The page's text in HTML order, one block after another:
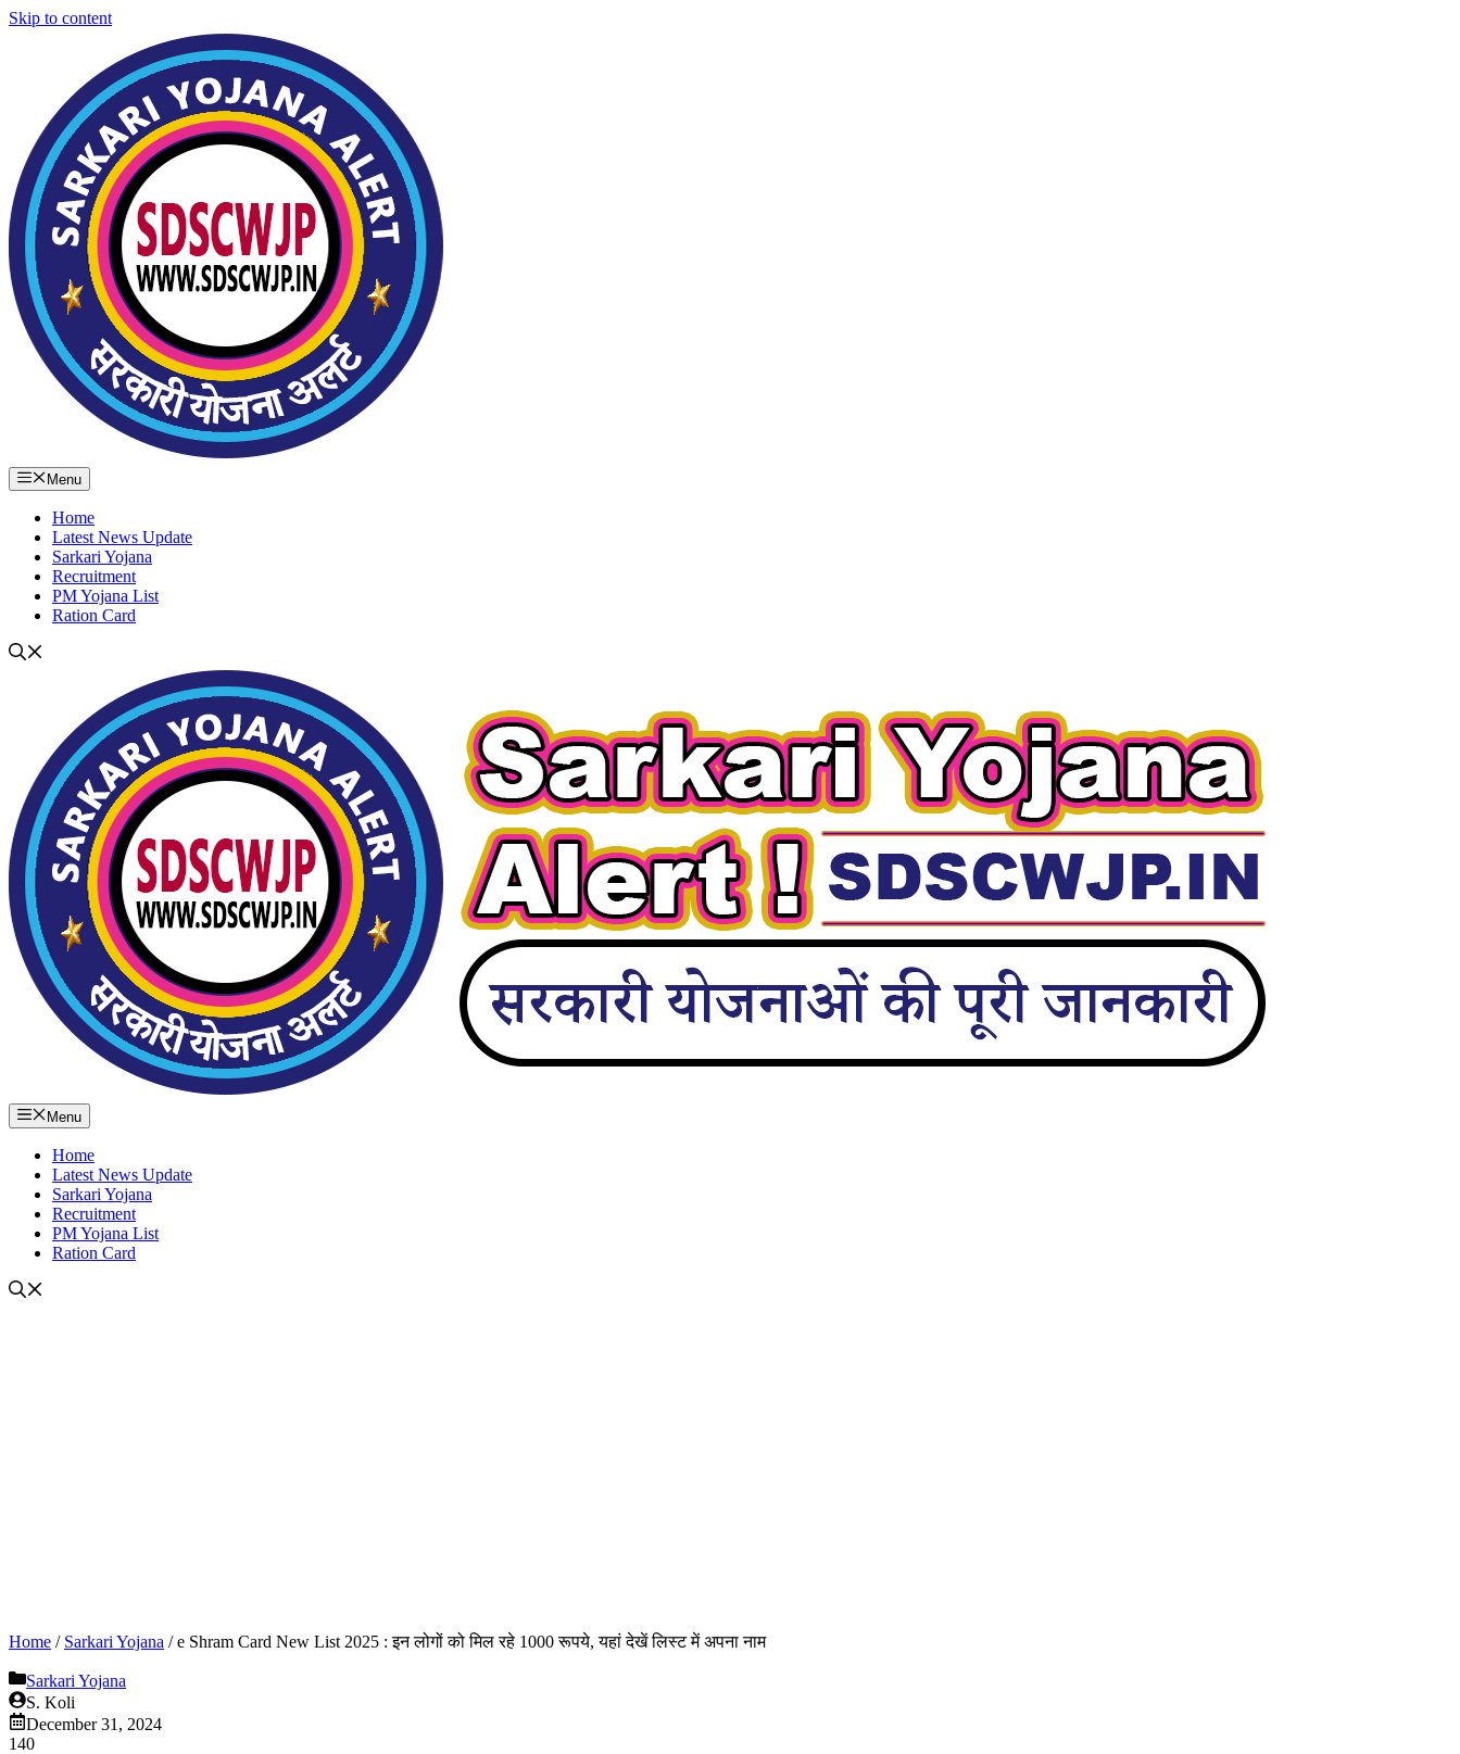
Skip to content
Menu
Home
Latest News Update
Sarkari Yojana
Recruitment
PM Yojana List
Ration Card
Menu
Home
Latest News Update
Sarkari Yojana
Recruitment
PM Yojana List
Ration Card
Home / Sarkari Yojana /e Shram Card New List 2025 : इन लोगों को मिल रहे 1000 रूपये, यहां देखें लिस्ट में अपना नाम
Sarkari Yojana
S. Koli
December 31, 2024
140